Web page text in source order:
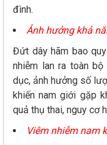
đình.
Ảnh hưởng khả
Đứt dây hãm bao
nhiễm lan ra toàn
dục, ảnh hưởng số
khiến nam giới gặp
quả thụ thai, nguy cơ
Viêm nhiễm nam